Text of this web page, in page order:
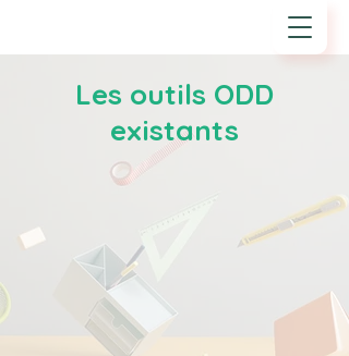
Les outils ODD
existants